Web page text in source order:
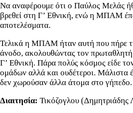
Να αναφέρουμε ότι ο Παύλος Μελάς
βρεθεί στη Γ’ Εθνική, ενώ η ΜΠΑΜ
αποτελέσματα.
Τελικά η ΜΠΑΜ ήταν αυτή που πήρε
άνοδο, ακολουθώντας τον
Γ’ Εθνική. Πάρα πολύς κόσμος είδε
ομάδων αλλά και ουδέτεροι. Μάλιστα
δεν χωρούσαν άλλα άτομα στο γήπεδο.
Διαιτησία: Τικόζογλου (Δημητριάδης